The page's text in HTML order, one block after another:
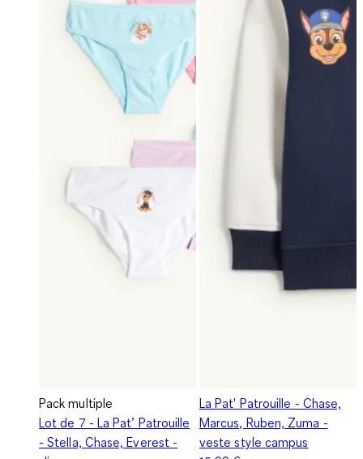
Pack multiple
Lot de 7 - La Pat’ Patrouille
- Stella, Chase, Everest -
La Pat' Patrouille - Chase,
Marcus, Ruben, Zuma -
veste style campus